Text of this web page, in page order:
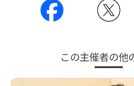
この主催者の他